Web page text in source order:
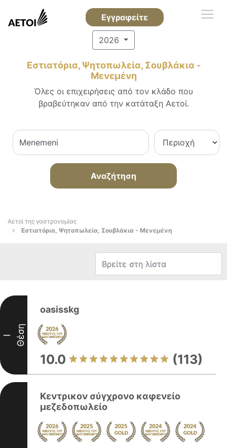
Εγγραφείτε
2026
Εστιατόρια, Ψητοπωλεία, Σουβλάκια -
Μενεμένη
Όλες οι επιχειρήσεις από τον κλάδο που
βραβεύτηκαν από την κατάταξη Αετοί.
Αναζήτηση
Αετοί της γαστρονομίας
Εστιατόρια, Ψητοπωλεία, Σουβλάκια - Μενεμένη
I Θέση
oasisskg
10.0 (113)
Κεντρικον σύγχρονο καφενείο
μεζεδοπωλείο